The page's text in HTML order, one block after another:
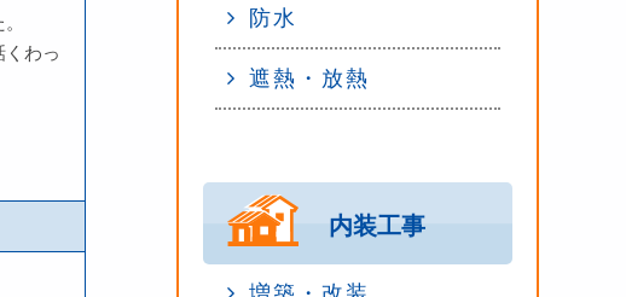
わっ
防水
遮熱・放熱
内装工事